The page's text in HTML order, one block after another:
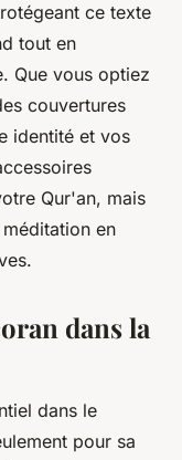
ce texte
tout en
Que vous optiez
couvertures
identité et vos
Qur'an, mais
en
dans la
dans le
pour sa